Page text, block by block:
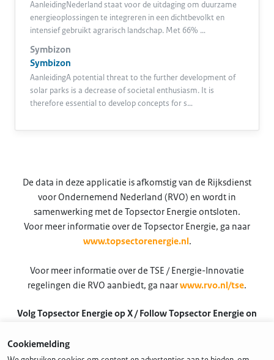
AanleidingNederland staat voor de uitdaging om duurzame
energieoplossingen te integreren in een dichtbevolkt en
intensief gebruikt agrarisch landschap. Met 66% …
Symbizon
Symbizon
AanleidingA potential threat to the further development of
solar parks is a decrease of societal enthusiasm. It is
therefore essential to develop concepts for s…
De data in deze applicatie is afkomstig van de Rijksdienst
voor Ondernemend Nederland (RVO) en wordt in
samenwerking met de Topsector Energie ontsloten.
Voor meer informatie over de Topsector Energie, ga naar
www.topsectorenergie.nl .
Voor meer informatie over de TSE / Energie-Innovatie
regelingen die RVO aanbiedt, ga naarwww.rvo.nl/tse.
Volg Topsector Energie op X / Follow Topsector Energie on
Cookiemelding